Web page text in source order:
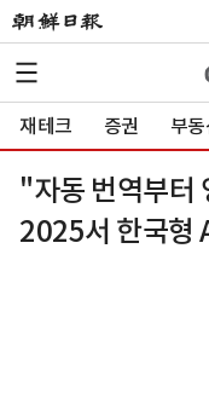
재테크 증권 부
"자동 번역부터
2025서 한국형